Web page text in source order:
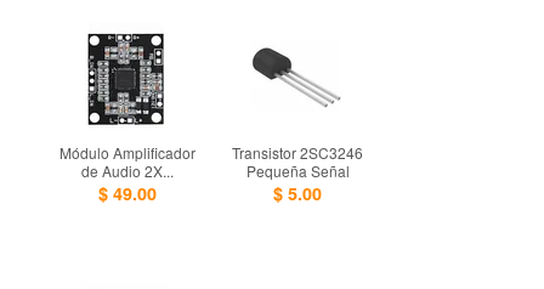
Módulo Amplificador
de Audio 2X...
$ 49.00
Transistor 2SC3246
Pequeña Señal
$ 5.00